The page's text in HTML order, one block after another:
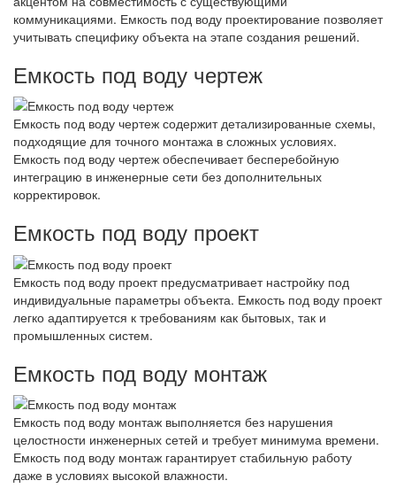
коммуникациями. Емкость под воду проектирование позволяет
учитывать специфику объекта на этапе создания решений.
Емкость под воду чертеж
Емкость под воду чертеж содержит детализированные схемы,
подходящие для точного монтажа в сложных условиях.
Емкость под воду чертеж обеспечивает бесперебойную
интеграцию в инженерные сети без дополнительных
корректировок.
Емкость под воду проект
Емкость под воду проект предусматривает настройку под
индивидуальные параметры объекта. Емкость под воду проект
легко адаптируется к требованиям как бытовых, так и
промышленных систем.
Емкость под воду монтаж
Емкость под воду монтаж выполняется без нарушения
целостности инженерных сетей и требует минимума времени.
Емкость под воду монтаж гарантирует стабильную работу
даже в условиях высокой влажности.